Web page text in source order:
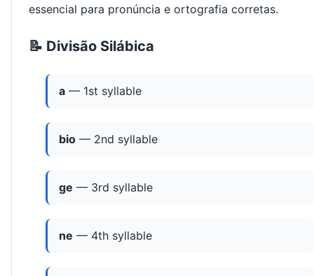
essencial para pronúncia e ortografia corretas.
📝 Divisão Silábica
a — 1st syllable
bio — 2nd syllable
ge — 3rd syllable
ne — 4th syllable